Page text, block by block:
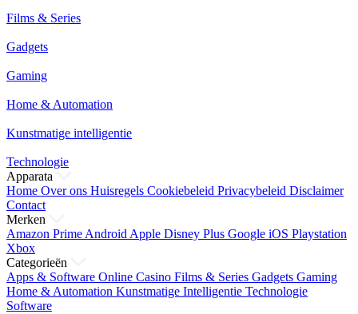
Films & Series
Gadgets
Gaming
Home & Automation
Kunstmatige intelligentie
Technologie
Apparata
Home Over ons Huisregels Cookiebeleid Privacybeleid Disclaimer
Contact
Merken
Amazon Prime Android Apple Disney Plus Google iOS Playstation
Xbox
Categorieën
Apps & Software Online Casino Films & Series Gadgets Gaming
Home & Automation Kunstmatige Intelligentie Technologie
Software